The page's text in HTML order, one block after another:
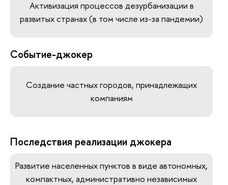
Активизация процессов дезурбанизации в
развитых странах (в том числе из-за пандемии)
Событие-джокер
Создание частных городов, принадлежащих
компаниям
Последствия реализации джокера
Развитие населенных пунктов в виде автономных,
компактных, административно независимых